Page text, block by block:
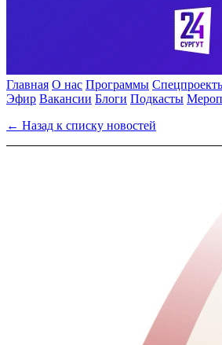
Главная О нас Программы
Эфир Вакансии Блоги Подкасты
← Назад к списку новостей